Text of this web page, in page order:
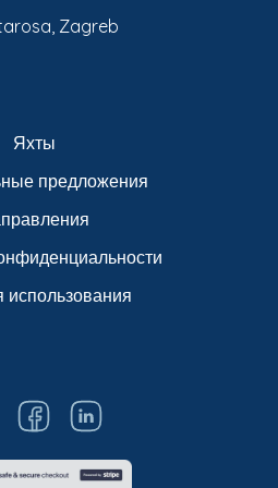
Zagreb
Яхты
предложения
использования